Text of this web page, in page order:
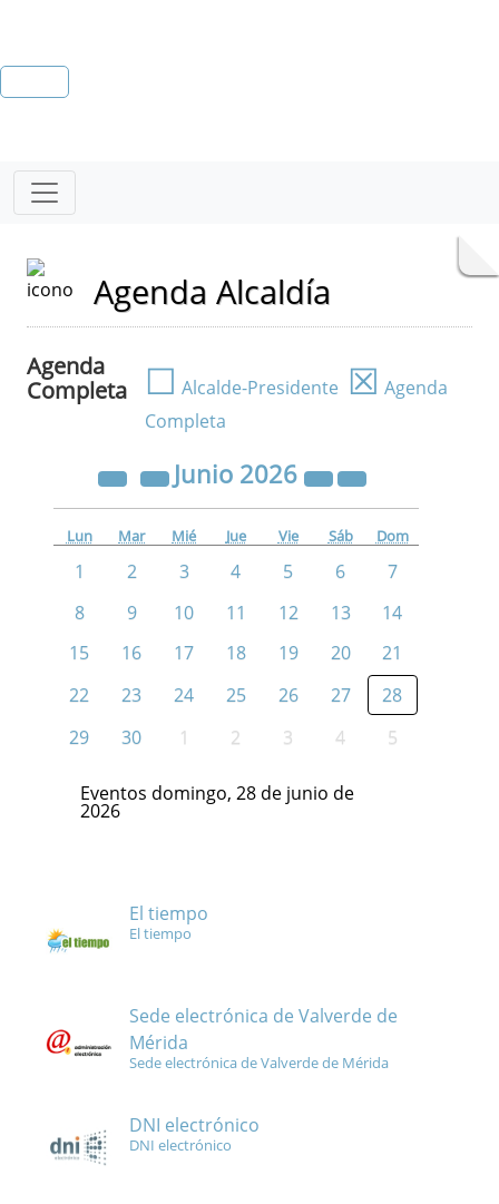
Agenda Alcaldía
Agenda
Completa
☐ Alcalde-Presidente ☒ Agenda
Completa
Junio 2026
Lun Mar Mié Jue Vie Sáb Dom
1 2 3 4 5 6
7
8
9 10 11 12 13
14
15
16 17 18 19 20
21
22
23 24 25 26 27
28
29
30 1 2 3 4 5
Eventos domingo, 28 de junio de
2026
El tiempo
El tiempo
Sede electrónica de Valverde de
Mérida
Sede electrónica de Valverde de Mérida
DNI electrónico
DNI electrónico